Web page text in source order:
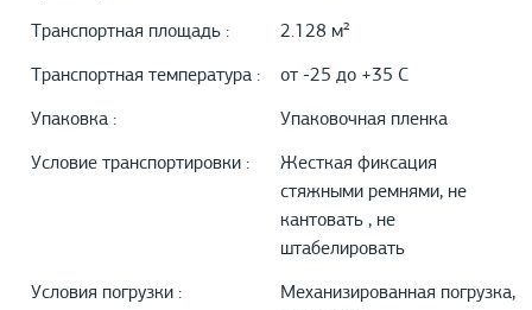
Транспортная площадь : 2.128 м²
Транспортная температура : от -25 до +35 С
Упаковка : Упаковочная пленка
Условие транспортировки :
Жесткая фиксация
стяжными ремнями, не
кантовать , не
штабелировать
Условия погрузки :
Механизированная погрузка,